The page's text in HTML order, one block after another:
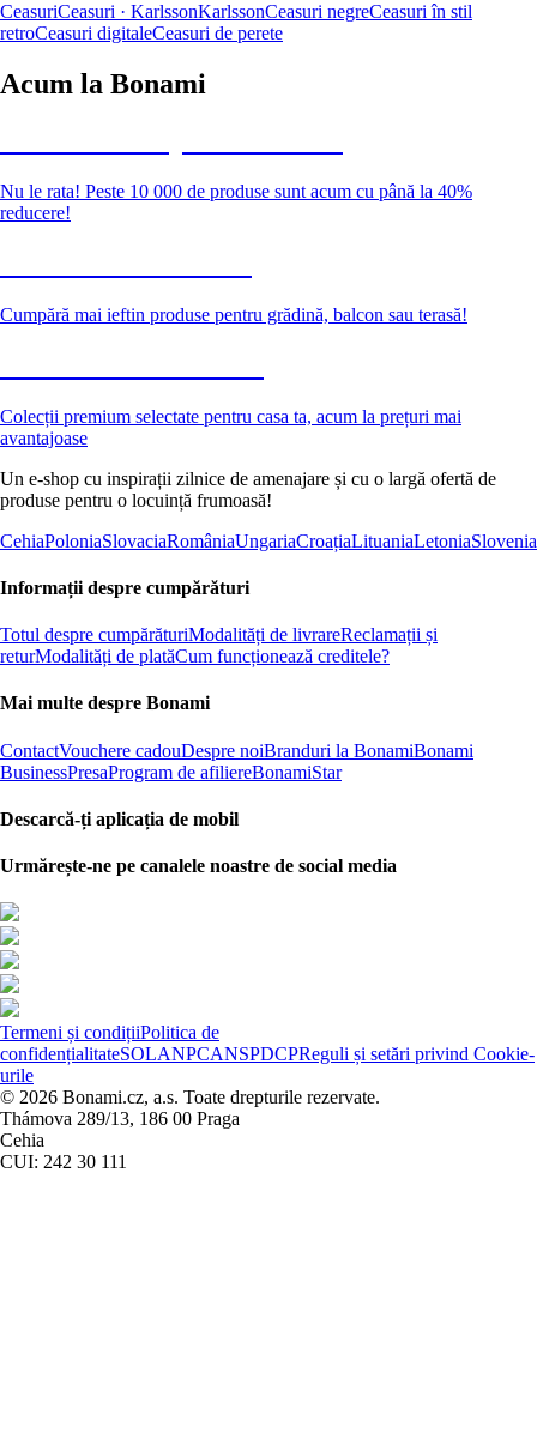
CeasuriCeasuri · KarlssonKarlssonCeasuri negreCeasuri în stil
retroCeasuri digitaleCeasuri de perete
Acum la Bonami
Nu le rata! Peste 10 000 de produse sunt acum cu până la 40%
reducere!
Cumpără mai ieftin produse pentru grădină, balcon sau terasă!
Colecții premium selectate pentru casa ta, acum la prețuri mai
avantajoase
Un e-shop cu inspirații zilnice de amenajare și cu o largă ofertă de
produse pentru o locuință frumoasă!
CehiaPoloniaSlovaciaRomâniaUngariaCroațiaLituaniaLetoniaSlovenia
Informații despre cumpărături
Totul despre cumpărăturiModalități de livrareReclamații și
returModalități de platăCum funcționează creditele?
Mai multe despre Bonami
ContactVouchere cadouDespre noiBranduri la BonamiBonami
BusinessPresaProgram de afiliereBonamiStar
Descarcă-ți aplicația de mobil
Urmărește-ne pe canalele noastre de social media
Termeni și condițiiPolitica de
confidențialitateSOLANPCANSPDCPReguli și setări privind Cookie-
urile
© 2026 Bonami.cz, a.s. Toate drepturile rezervate.
Thámova 289/13, 186 00 Praga
Cehia
CUI: 242 30 111